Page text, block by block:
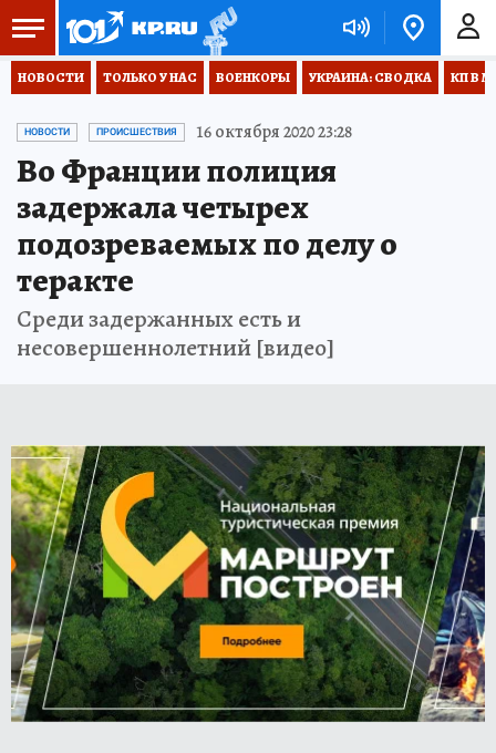
НОВОСТИ ТОЛЬКО У НАС ВОЕНКОРЫ УКРАИНА: СВОДКА КП В
НОВОСТИ ПРОИСШЕСТВИЯ 16 октября 2020 23:28
Во Франции полиция
задержала четырех
подозреваемых по делу о
теракте
Среди задержанных есть и
несовершеннолетний [видео]